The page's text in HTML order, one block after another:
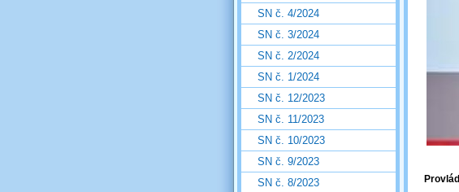
SN č. 4/2024
SN č. 3/2024
SN č. 2/2024
SN č. 1/2024
SN č. 12/2023
SN č. 11/2023
SN č. 10/2023
SN č. 9/2023
SN č. 8/2023